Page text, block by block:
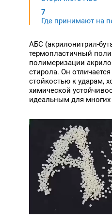
Где принимают на
АБС (акрилонитрил-
термопластичный
полимеризации
стирола. Он
стойкостью к ударам,
химической
идеальным для